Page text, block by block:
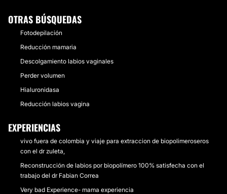
OTRAS BÚSQUEDAS
Fotodepilación
Reducción mamaria
Descolgamiento labios vaginales
Perder volumen
Hialuronidasa
Reducción labios vagina
EXPERIENCIAS
vivo fuera de colombia y viaje para extraccion de biopolimeroseros
con el dr zuleta,
Reconstrucción de labios por biopolímero 100% satisfecha con el
trabajo del dr Fabian Correa
Very bad Experience- mama experiencia